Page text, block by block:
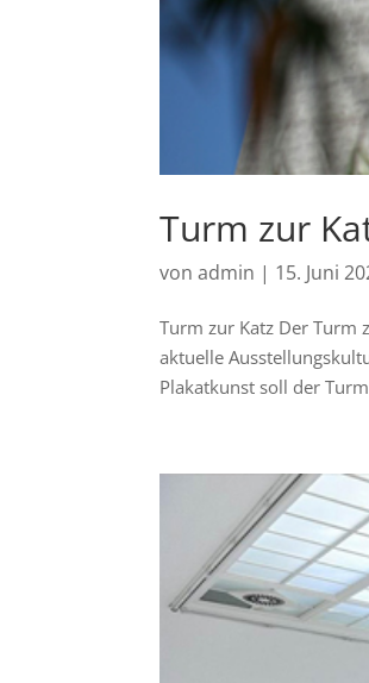
Turm zur
vonadmin | 15. Juni
Turm zur Katz Der Turm
aktuelle
Plakatkunst soll der